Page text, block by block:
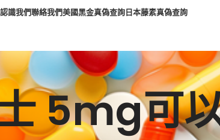
認識我們聯絡我們美國黑金真偽查詢日本藤素真偽查詢
5mg可